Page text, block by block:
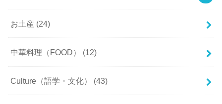
お土産 (24)
中華料理（FOOD） (12)
Culture（語学・文化） (43)